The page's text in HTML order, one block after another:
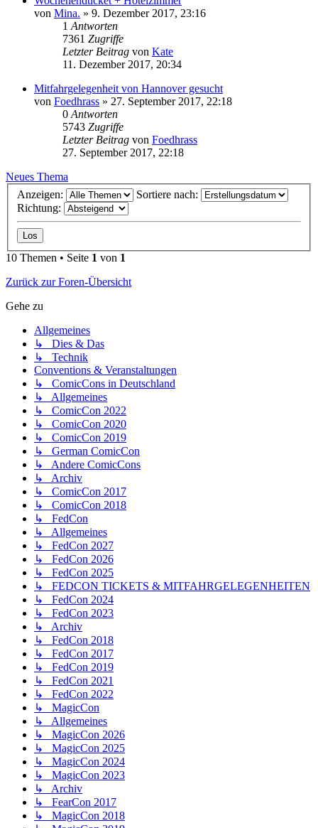
von Mina. » 9. Dezember 2017, 23:16
1 Antworten
7361 Zugriffe
Letzter Beitrag von Kate
11. Dezember 2017, 20:34
Mitfahrgelegenheit von Hannover gesucht
von Foedhrass » 27. September 2017, 22:18
0 Antworten
5743 Zugriffe
Letzter Beitrag von Foedhrass
27. September 2017, 22:18
Neues Thema
Anzeigen:
Sortiere nach:
Richtung:
10 Themen • Seite 1 von 1
Zurück zur Foren-Übersicht
Gehe zu
Allgemeines
↳ Dies & Das
↳ Technik
Conventions & Veranstaltungen
↳ ComicCons in Deutschland
↳ Allgemeines
↳ ComicCon 2022
↳ ComicCon 2020
↳ ComicCon 2019
↳ German ComicCon
↳ Andere ComicCons
↳ Archiv
↳ ComicCon 2017
↳ ComicCon 2018
↳ FedCon
↳ Allgemeines
↳ FedCon 2027
↳ FedCon 2026
↳ FedCon 2025
↳ FEDCON TICKETS & MITFAHRGELEGENHEITEN
↳ FedCon 2024
↳ FedCon 2023
↳ Archiv
↳ FedCon 2018
↳ FedCon 2017
↳ FedCon 2019
↳ FedCon 2021
↳ FedCon 2022
↳ MagicCon
↳ Allgemeines
↳ MagicCon 2026
↳ MagicCon 2025
↳ MagicCon 2024
↳ MagicCon 2023
↳ Archiv
↳ FearCon 2017
↳ MagicCon 2018